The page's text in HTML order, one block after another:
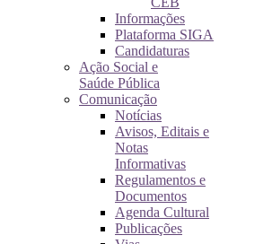
Informações
Plataforma SIGA
Candidaturas
Ação Social e
Saúde Pública
Comunicação
Notícias
Avisos, Editais e
Notas
Informativas
Regulamentos e
Documentos
Agenda Cultural
Publicações